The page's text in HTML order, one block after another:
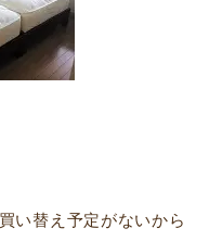
い替え予定がないから